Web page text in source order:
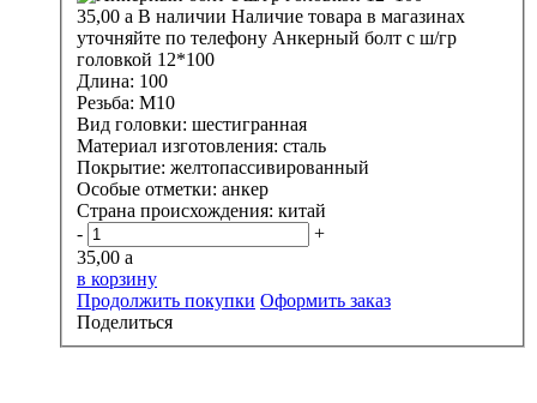
35,00 a В наличии Наличие товара в магазинах
уточняйте по телефону Анкерный болт с ш/гр
головкой 12*100
Длина: 100
Резьба: М10
Вид головки: шестигранная
Материал изготовления: сталь
Покрытие: желтопассивированный
Особые отметки: анкер
Страна происхождения: китай
-
+
35,00 a
в корзину
Продолжить покупки Оформить заказ
Поделиться